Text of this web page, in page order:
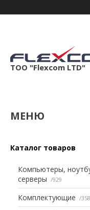
ТОО "Flexcom LTD"
Каталог товаров
Компьютеры,
серверы
929
Комплектующие